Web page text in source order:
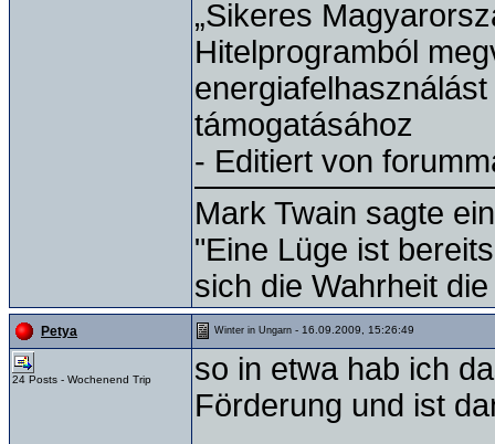
„Sikeres
Hitelprogramból
támogatásához
- Editiert von
Mark Twain sagte
"Eine Lüge ist
sich die Wahrheit
Petya Winter in Ungarn - 16.09.2009, 15:26:49
24 Posts - Wochenend Trip
so in etwa hab ich
Förderung und ist